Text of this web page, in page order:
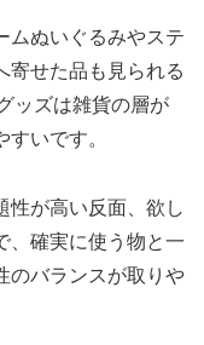
ムぬいぐるみやステ
寄せた品も見られる
ッズは雑貨の層が
いです。
性が高い反面、欲し
、確実に使う物と一
のバランスが取りや